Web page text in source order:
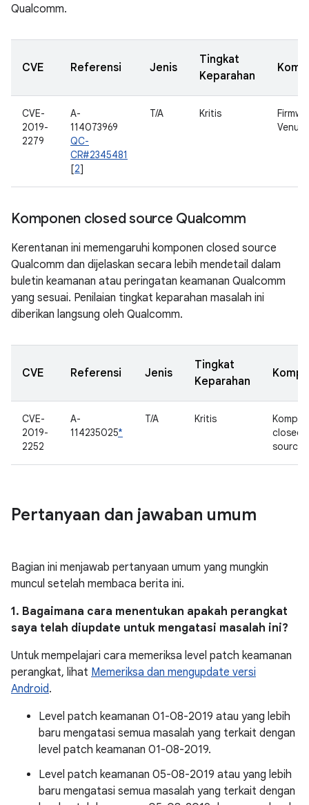
Qualcomm.
CVE Referensi Jenis
Tingkat
Keparahan
CVE-
2019-
2279
A-
114073969
QC-
CR#2345481
[2]
T/A Kritis
Venus
Komponen closed source Qualcomm
Kerentanan ini memengaruhi komponen closed source
Qualcomm dan dijelaskan secara lebih mendetail dalam
buletin keamanan atau peringatan keamanan Qualcomm
yang sesuai. Penilaian tingkat keparahan masalah ini
diberikan langsung oleh Qualcomm.
CVE Referensi Jenis
Tingkat
Keparahan
CVE-
2019-
2252
A-
114235025*
T/A Kritis
closed
source
Pertanyaan dan jawaban umum
Bagian ini menjawab pertanyaan umum yang mungkin
muncul setelah membaca berita ini.
1. Bagaimana cara menentukan apakah perangkat
saya telah diupdate untuk mengatasi masalah ini?
Untuk mempelajari cara memeriksa level patch keamanan
perangkat, lihat Memeriksa dan mengupdate versi
Android.
Level patch keamanan 01-08-2019 atau yang lebih
baru mengatasi semua masalah yang terkait dengan
level patch keamanan 01-08-2019.
Level patch keamanan 05-08-2019 atau yang lebih
baru mengatasi semua masalah yang terkait dengan